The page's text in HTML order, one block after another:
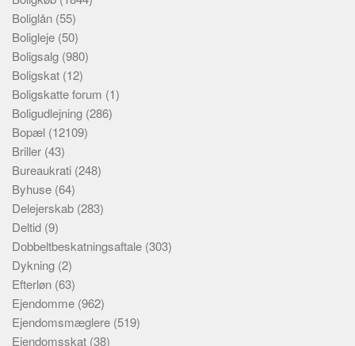
Boliglån (55)
Boligleje (50)
Boligsalg (980)
Boligskat (12)
Boligskatte forum (1)
Boligudlejning (286)
Bopæl (12109)
Briller (43)
Bureaukrati (248)
Byhuse (64)
Delejerskab (283)
Deltid (9)
Dobbeltbeskatningsaftale (303)
Dykning (2)
Efterløn (63)
Ejendomme (962)
Ejendomsmæglere (519)
Ejendomsskat (38)